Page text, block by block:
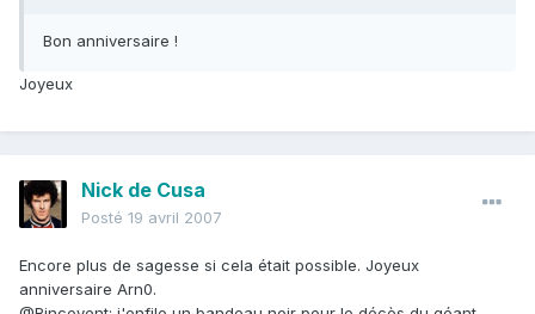
Bon anniversaire !
Joyeux
Nick de Cusa
Posté 19 avril 2007
Encore plus de sagesse si cela était possible. Joyeux
anniversaire Arn0.